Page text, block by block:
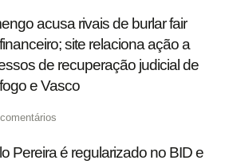
acusa rivais de burlar fair
site relaciona ação a
de recuperação judicial de
e Vasco
comentários
Pereira é regularizado no BID e